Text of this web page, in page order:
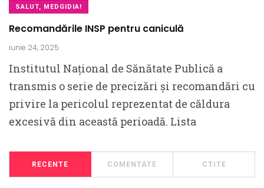
SALUT, MEDGIDIA!
Recomandările INSP pentru caniculă
iunie 24, 2025
Institutul Național de Sănătate Publică a
transmis o serie de precizări și recomandări cu
privire la pericolul reprezentat de căldura
excesivă din această perioadă. Lista
RECENTE COMENTATE CTITE